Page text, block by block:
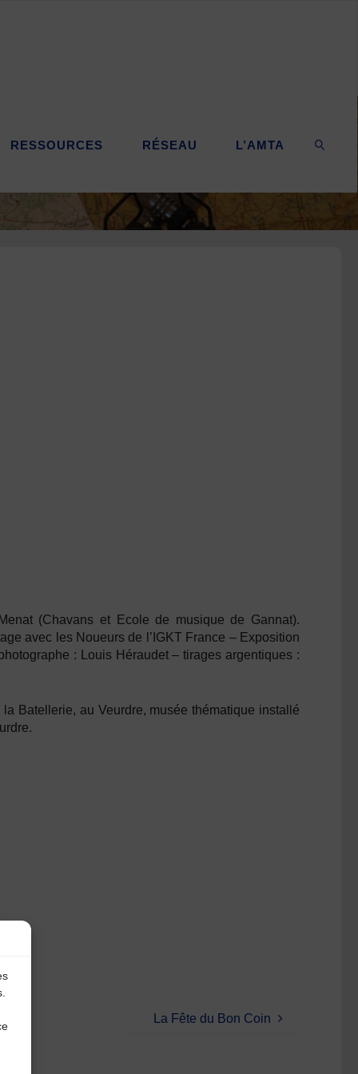
RESSOURCES RÉSEAU L’AMTA
(Chavans et Ecole de musique de Gannat).
avec les Noueurs de l’IGKT France – Exposition
: Louis Héraudet – tirages argentiques :
Batellerie, au Veurdre, musée thématique installé
La Fête du Bon Coin